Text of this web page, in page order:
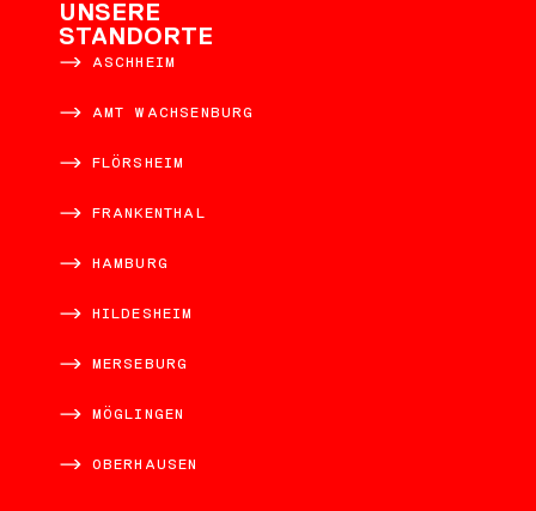
UNSERE
STANDORTE
ASCHHEIM
AMT WACHSENBURG
FLÖRSHEIM
FRANKENTHAL
HAMBURG
HILDESHEIM
MERSEBURG
MÖGLINGEN
OBERHAUSEN